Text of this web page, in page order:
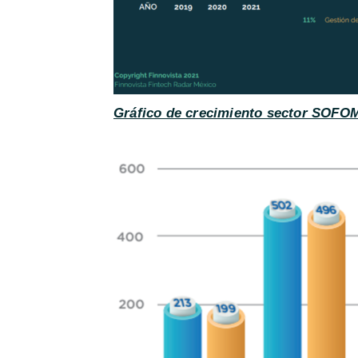
Gráfico de crecimiento sector